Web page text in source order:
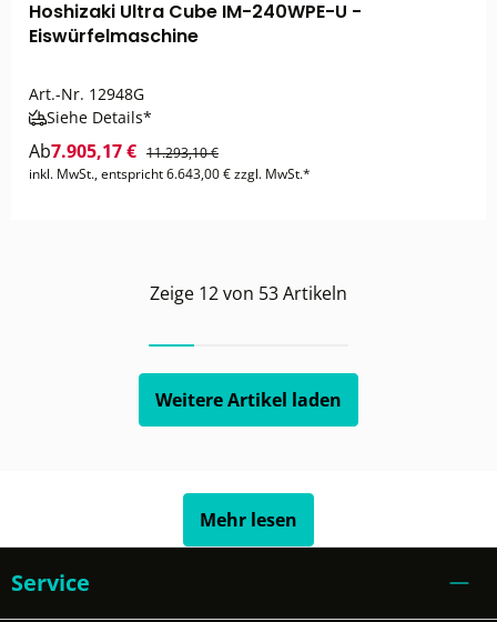
Hoshizaki Ultra Cube IM-240WPE-U -
Eiswürfelmaschine
Art.-Nr. 12948G
Siehe Details*
Ab7.905,17 € 11.293,10 €
inkl. MwSt., entspricht 6.643,00 € zzgl. MwSt.*
Zeige 12von 53Artikeln
Weitere Artikel laden
Mehr lesen
Service